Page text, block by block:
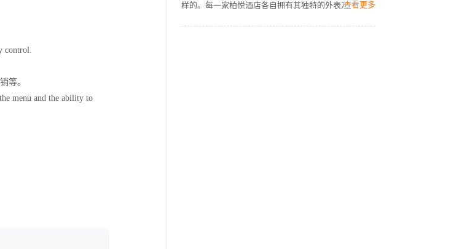
control.
等。
menu and the ability to
样的。每一家柏悦酒店各自拥有其独特的外表及魅力，
查看更多